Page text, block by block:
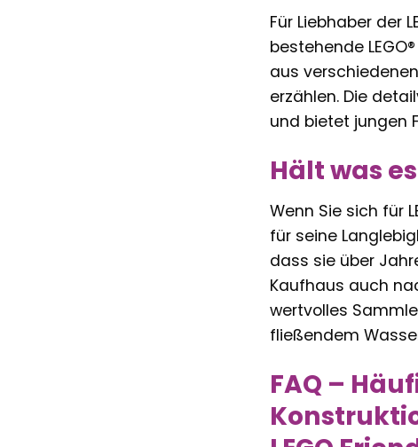
Für Liebhaber der
bestehende
aus
erzählen. Die
und bietet jungen
Hält was
Wenn Sie sich für
für seine
dass sie über
Kaufhaus auch
wertvolles
fließendem
FAQ –